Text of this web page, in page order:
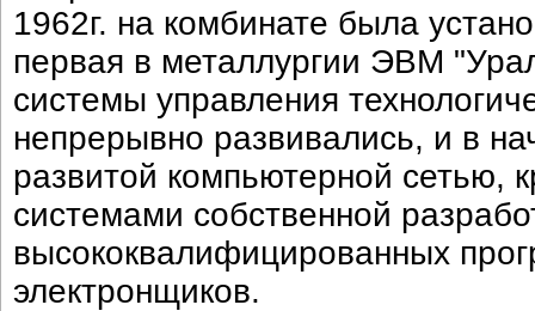
1962г. на комбинате была
первая в металлургии ЭВМ
системы управления
непрерывно развивались, и в
развитой компьютерной сетью,
системами собственной
высококвалифицированных
электронщиков.